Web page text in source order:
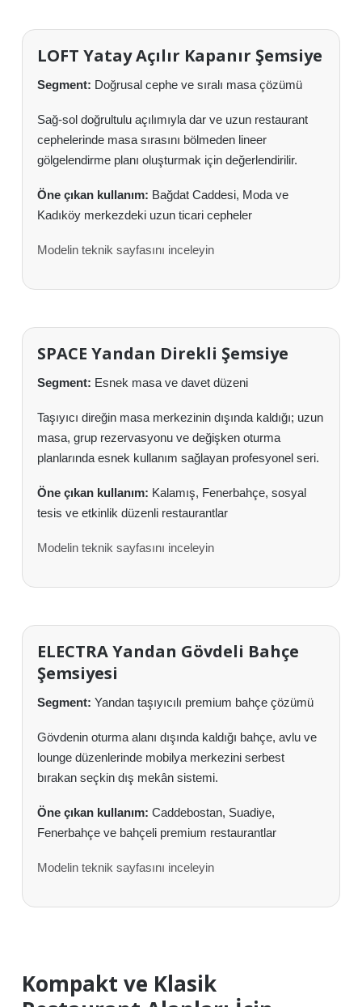
LOFT Yatay Açılır Kapanır Şemsiye
Segment: Doğrusal cephe ve sıralı masa çözümü
Sağ-sol doğrultulu açılımıyla dar ve uzun restaurant
cephelerinde masa sırasını bölmeden lineer
gölgelendirme planı oluşturmak için değerlendirilir.
Öne çıkan kullanım: Bağdat Caddesi, Moda ve
Kadıköy merkezdeki uzun ticari cepheler
Modelin teknik sayfasını inceleyin
SPACE Yandan Direkli Şemsiye
Segment: Esnek masa ve davet düzeni
Taşıyıcı direğin masa merkezinin dışında kaldığı; uzun
masa, grup rezervasyonu ve değişken oturma
planlarında esnek kullanım sağlayan profesyonel seri.
Öne çıkan kullanım: Kalamış, Fenerbahçe, sosyal
tesis ve etkinlik düzenli restaurantlar
Modelin teknik sayfasını inceleyin
ELECTRA Yandan Gövdeli Bahçe
Şemsiyesi
Segment: Yandan taşıyıcılı premium bahçe çözümü
Gövdenin oturma alanı dışında kaldığı bahçe, avlu ve
lounge düzenlerinde mobilya merkezini serbest
bırakan seçkin dış mekân sistemi.
Öne çıkan kullanım: Caddebostan, Suadiye,
Fenerbahçe ve bahçeli premium restaurantlar
Modelin teknik sayfasını inceleyin
Kompakt ve Klasik